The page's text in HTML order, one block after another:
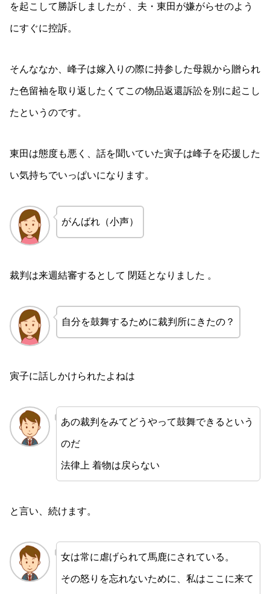
を起こして勝訴しましたが 、夫・東田が嫌がらせのよう
にすぐに控訴。
そんななか、峰子は嫁入りの際に持参した母親から贈られ
た色留袖を取り返したくてこの物品返還訴訟を別に起こし
たというのです。
東田は態度も悪く、話を聞いていた寅子は峰子を応援した
い気持ちでいっぱいになります。
がんばれ（小声）
裁判は来週結審するとして 閉廷となりました 。
自分を鼓舞するために裁判所にきたの？
寅子に話しかけられたよねは
あの裁判をみてどうやって鼓舞できるという
のだ
法律上 着物は戻らない
と言い、続けます。
女は常に虐げられて馬鹿にされている。
その怒りを忘れないために、私はここに来て